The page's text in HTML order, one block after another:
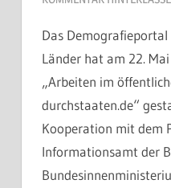
Das Demografieportal
Länder hat am 22.
„Arbeiten im
durchstaaten.de“
Kooperation mit dem
Informationsamt der